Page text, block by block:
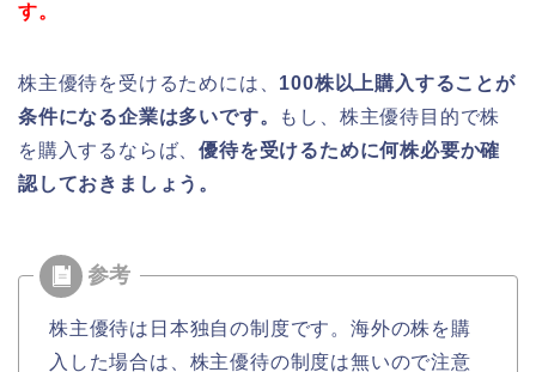
す。
株主優待を受けるためには、 100株以上購入することが
条件になる企業は多いです。
もし、株主優待目的で株
を購入するならば、優待を受けるために何株必要か確
認しておきましょう。
株主優待は日本独自の制度です。海外の株を購
入した場合は、株主優待の制度は無いので注意